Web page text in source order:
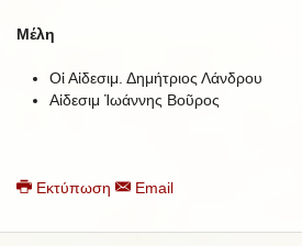
Μέλη
Οἱ Αἰδεσιμ. Δημήτριος Λάνδρου
Αἰδεσιμ Ἰωάννης Βοῦρος
Εκτύπωση Email